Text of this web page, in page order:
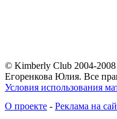
© Kimberly Club 2004-2008
Егоренкова Юлия. Все
Условия использования
О проекте - Реклама на